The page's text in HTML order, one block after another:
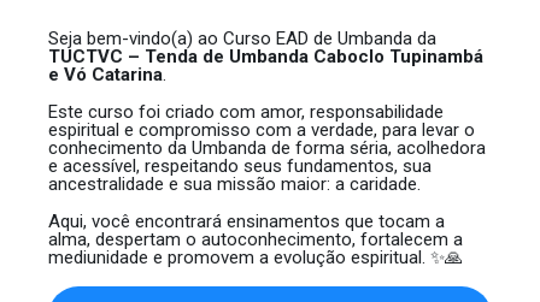
Seja bem-vindo(a) ao Curso EAD de Umbanda da
TUCTVC – Tenda de Umbanda Caboclo Tupinambá
e Vó Catarina.
Este curso foi criado com amor, responsabilidade
espiritual e compromisso com a verdade, para levar o
conhecimento da Umbanda de forma séria, acolhedora
e acessível, respeitando seus fundamentos, sua
ancestralidade e sua missão maior: a caridade.
Aqui, você encontrará ensinamentos que tocam a
alma, despertam o autoconhecimento, fortalecem a
mediunidade e promovem a evolução espiritual. ✨🙏